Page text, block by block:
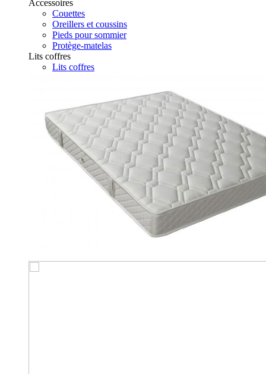
Accessoires
Couettes
Oreillers et coussins
Pieds pour sommier
Protège-matelas
Lits coffres
Lits coffres